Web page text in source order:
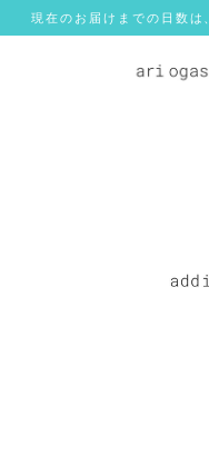
現在のお届けまでの日数